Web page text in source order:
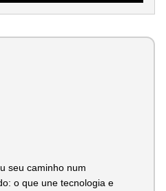
seu caminho num
o que une tecnologia e